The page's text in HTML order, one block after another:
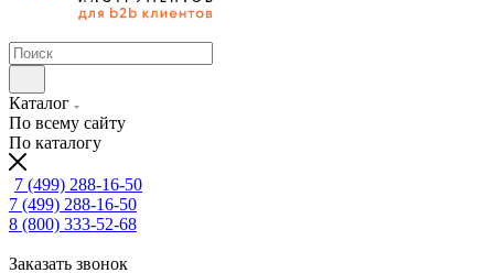
Каталог
По всему сайту
По каталогу
7 (499) 288-16-50
7 (499) 288-16-50
8 (800) 333-52-68
Заказать звонок